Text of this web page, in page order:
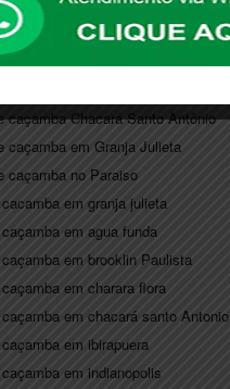
caçamba Real Parque
caçamba São Judas
caçamba Chacará Flora
caçamba Chacará Santo Antônio
caçamba em Granja Julieta
caçamba no Paraiso
em granja julieta
em agua funda
em brooklin Paulista
em charara flora
em chacará santo Antonio
em ibirapuera
em indianopolis